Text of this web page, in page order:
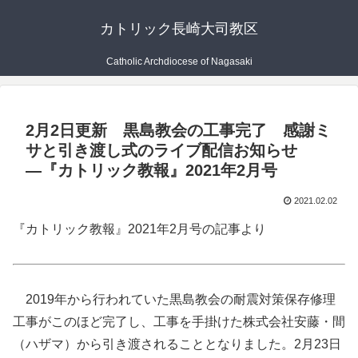
カトリック長崎大司教区
Catholic Archdiocese of Nagasaki
2月2日更新 黒島教会の工事完了 感謝ミ
サと引き渡し式のライブ配信お知らせ
―『カトリック教報』2021年2月号
2021.02.02
『カトリック教報』2021年2月号の記事より
2019年から行われていた黒島教会の耐震対策保存修理
工事がこのほど完了し、工事を手掛けた株式会社安藤・間
（ハザマ）から引き渡されることとなりました。2月23日